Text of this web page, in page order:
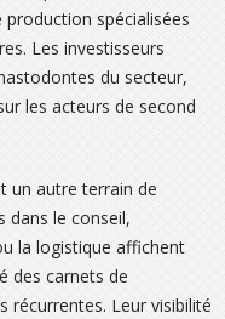
spécialisées
Les investisseurs
du secteur,
les acteurs de second
un autre terrain de
dans le conseil,
la logistique affichent
des carnets de
récurrentes. Leur visibilité